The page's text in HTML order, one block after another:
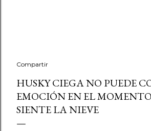
Compartir
HUSKY CIEGA NO PUEDE
EMOCIÓN EN EL
SIENTE LA NIEVE